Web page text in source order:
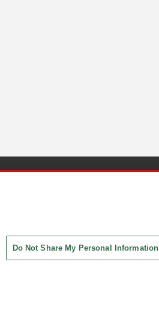
Do Not Share My Personal Information